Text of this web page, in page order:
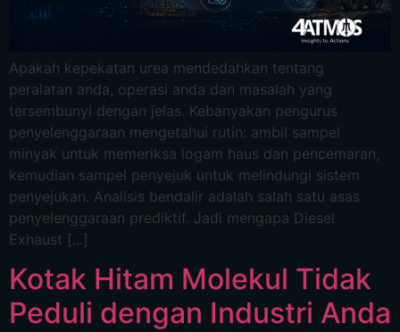
Apakah kepekatan urea mendedahkan tentang
peralatan anda, operasi anda dan masalah yang
tersembunyi dengan jelas. Kebanyakan pengurus
penyelenggaraan mengetahui rutin: ambil sampel
minyak untuk memeriksa logam haus dan pencemaran,
kemudian sampel penyejuk untuk melindungi sistem
penyejukan. Analisis bendalir adalah salah satu asas
penyelenggaraan prediktif. Jadi mengapa Diesel
Exhaust [...]
Kotak Hitam Molekul Tidak
Peduli dengan Industri Anda